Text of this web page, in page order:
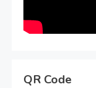
QR Code